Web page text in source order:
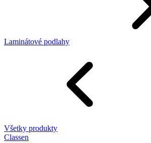
Laminátové podlahy
Všetky produkty
Classen